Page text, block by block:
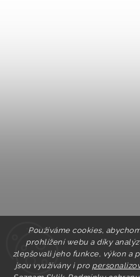
Používáme cookies,
prohlížení webu a díky
zlepšovali jeho funkce, výkon a
jsou využívány i pro